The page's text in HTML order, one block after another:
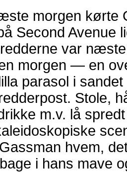
morgen kørte
Second Avenue
var
morgen — en
parasol i
Stole,
m.v. lå
hvem,
i hans mave